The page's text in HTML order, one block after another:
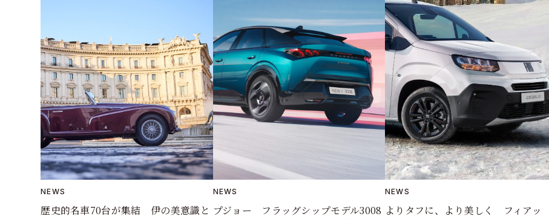
NEWS
歴史的名車70台が集結 伊の美意識と
NEWS
プジョー フラッグシップモデル3008
NEWS
よりタフに、より美しく フィアッ